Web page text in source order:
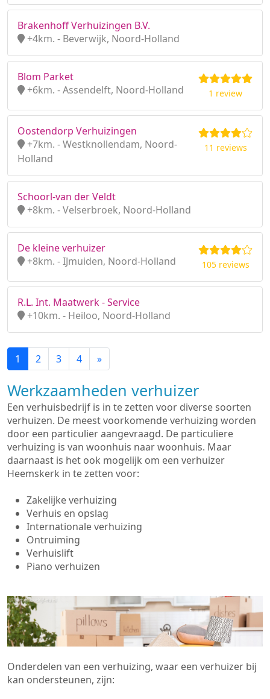
Brakenhoff Verhuizingen B.V.
+4km. - Beverwijk, Noord-Holland
Blom Parket
+6km. - Assendelft, Noord-Holland
1 review
Oostendorp Verhuizingen
+7km. - Westknollendam, Noord-
Holland
11 reviews
Schoorl-van der Veldt
+8km. - Velserbroek, Noord-Holland
De kleine verhuizer
+8km. - IJmuiden, Noord-Holland
105 reviews
R.L. Int. Maatwerk - Service
+10km. - Heiloo, Noord-Holland
1 2 3 4 »
Werkzaamheden verhuizer
Een verhuisbedrijf is in te zetten voor diverse soorten
verhuizen. De meest voorkomende verhuizing worden
door een particulier aangevraagd. De particuliere
verhuizing is van woonhuis naar woonhuis. Maar
daarnaast is het ook mogelijk om een verhuizer
Heemskerk in te zetten voor:
Zakelijke verhuizing
Verhuis en opslag
Internationale verhuizing
Ontruiming
Verhuislift
Piano verhuizen
Onderdelen van een verhuizing, waar een verhuizer bij
kan ondersteunen, zijn: